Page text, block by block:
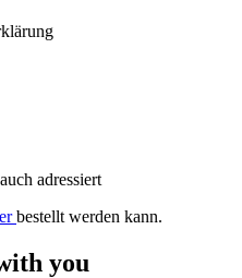
adressiert
bestellt werden kann.
you